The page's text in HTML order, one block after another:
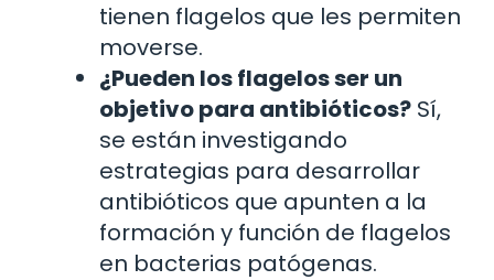
tienen flagelos que les permiten
moverse.
¿Pueden los flagelos ser un
objetivo para antibióticos? Sí,
se están investigando
estrategias para desarrollar
antibióticos que apunten a la
formación y función de flagelos
en bacterias patógenas.